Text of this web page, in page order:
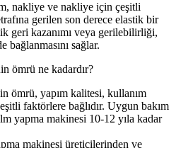
nakliye ve nakliye için çeşitli
gerilen son derece elastik bir
geri kazanımı veya gerilebilirliği,
bağlanmasını sağlar.
ömrü ne kadardır?
ömrü, yapım kalitesi, kullanım
faktörlere bağlıdır. Uygun bakım
yapma makinesi 10-12 yıla kadar
makinesi üreticilerinden ve